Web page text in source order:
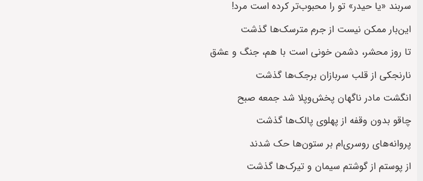
سربند «یا حیدر» تو را محبوب‌تر کرده است مرد!
این‌بار ممکن نیست از جرم مترسک‌ها گذشت
تا روز محشر، دشمن خونی است با هم، جنگ و عشق
نارنجکی از قلب سربازان برجک‌ها گذشت
انگشت‌ مادر ناگهان پخش‌و‌پلا شد جمعه صبح
چاقو بدون وقفه از پهلوی پالک‌ها گذشت
پروانه‌های روسری‌ام بر ستون‌ها حک شدند
از پوستم از گوشتم سیمان و تیرک‌ها گذشت